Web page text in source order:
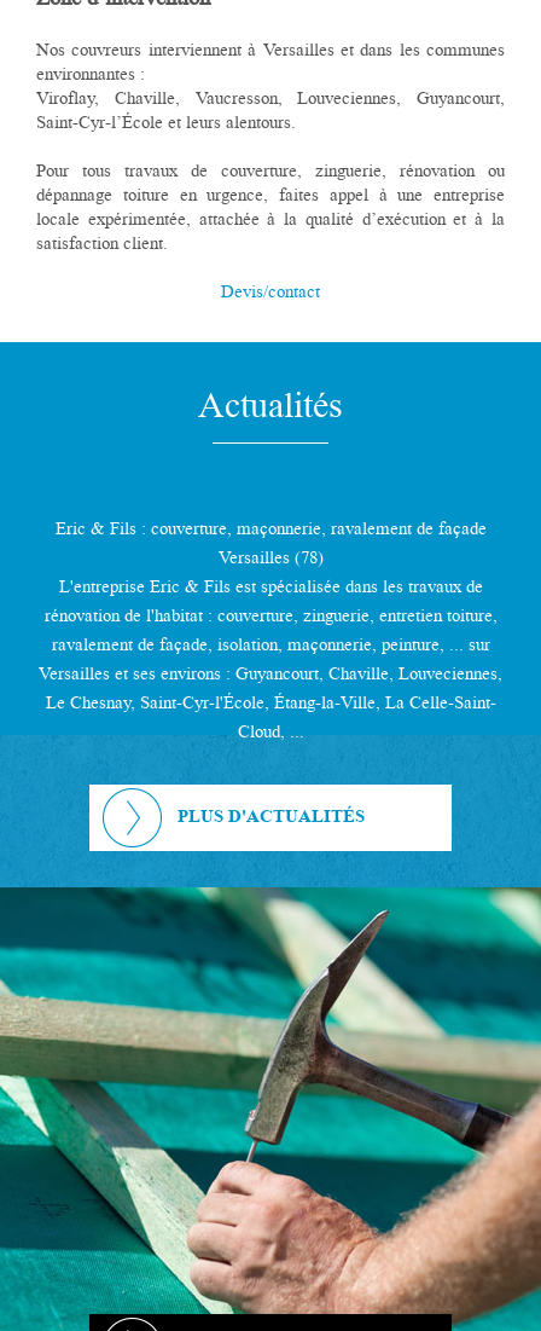
Nos couvreurs interviennent à Versailles et dans les communes
environnantes :
Viroflay, Chaville, Vaucresson, Louveciennes, Guyancourt,
Saint-Cyr-l’École et leurs alentours.
Pour tous travaux de couverture, zinguerie, rénovation ou
dépannage toiture en urgence, faites appel à une entreprise
locale expérimentée, attachée à la qualité d’exécution et à la
satisfaction client.
Devis/contact
Actualités
Eric & Fils : couverture, maçonnerie, ravalement de façade
Versailles (78)
L'entreprise Eric & Fils est spécialisée dans les travaux de
rénovation de l'habitat : couverture, zinguerie, entretien toiture,
ravalement de façade, isolation, maçonnerie, peinture, ... sur
Versailles et ses environs : Guyancourt, Chaville, Louveciennes,
Le Chesnay, Saint-Cyr-l'École, Étang-la-Ville, La Celle-Saint-
Cloud, ...
PLUS D'ACTUALITÉS